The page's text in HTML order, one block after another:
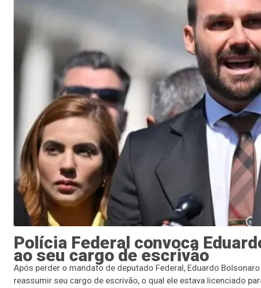
Polícia Federal convoca
ao seu cargo de escrivão
Após perder o mandato de deputado Federal, Eduardo
reassumir seu cargo de escrivão, o qual ele estava licenciado